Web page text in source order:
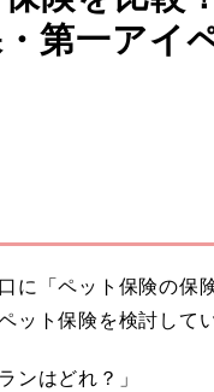
第一アイ
に「ペット保険の
ット保険を検討して
ンはどれ？」